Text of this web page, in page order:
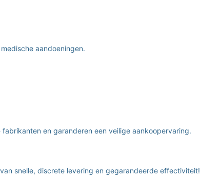
aandoeningen.
en garanderen een veilige aankoopervaring.
snelle, discrete levering en gegarandeerde effectiviteit!